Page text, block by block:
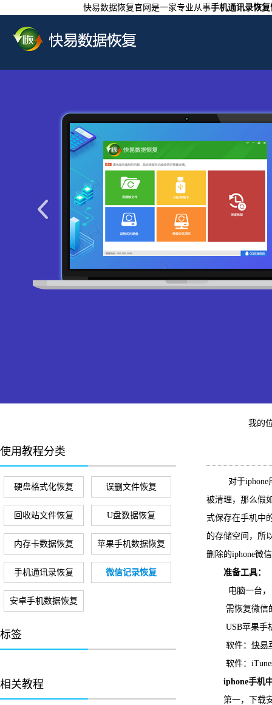
快易数据恢复官网是一家专业从事手机通讯录恢
我的
使用教程分类
硬盘格式化恢复 误删文件恢复
回收站文件恢复 U盘数据恢复
内存卡数据恢复 苹果手机数据恢复
手机通讯录恢复 微信记录恢复
安卓手机数据恢复
标签
相关教程
对于iphone用
被清理，那么假
式保存在手机中
的存储空间，所
删除的iphone微
准备工具：
电脑一台，
需恢复微信的
USB苹果手
软件： 快易
软件：
iphone手机
第一，下载安